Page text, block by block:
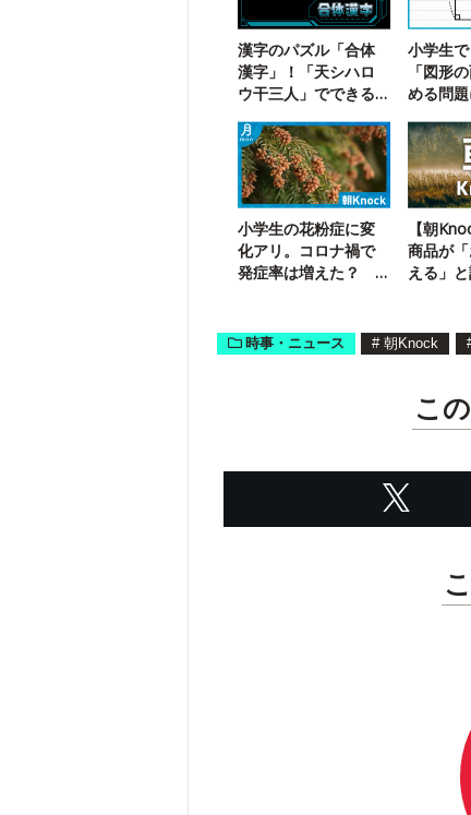
漢字のパズル「合体
漢字」！「天シハロ
ウ干三人」でできる
小学生
「図形
める問
小学生の花粉症に変
化アリ。コロナ禍で
発症率は増えた？
【朝
商品が
える」
時事・ニュース # 朝Knock
こ